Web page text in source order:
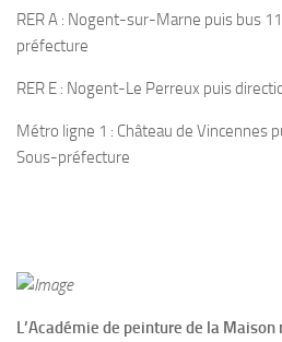
RER A : Nogent-sur-Marne puis bus
préfecture
RER E : Nogent-Le Perreux puis
Métro ligne 1 : Château de Vincennes
Sous-préfecture
L’Académie de peinture de la